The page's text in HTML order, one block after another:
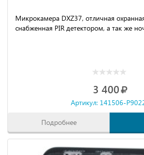
Микрокамера DXZ37, отличная
снабженная PIR детектором, а так же
3 400
Артикул: 141506-
Подробнее